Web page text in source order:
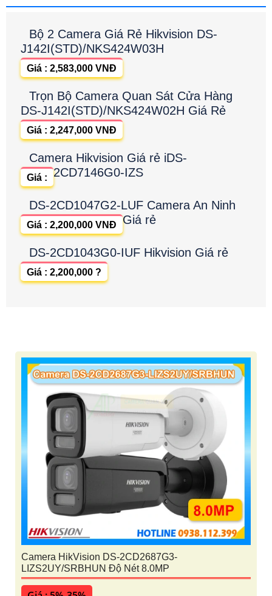
Bộ 2 Camera Giá Rẻ Hikvision DS-
J142I(STD)/NKS424W03H
Giá : 2,583,000 VNĐ
Trọn Bộ Camera Quan Sát Cửa Hàng
DS-J142I(STD)/NKS424W02H Giá Rẻ
Giá : 2,247,000 VNĐ
Camera Hikvision Giá rẻ iDS-
2CD7146G0-IZS
Giá :
DS-2CD1047G2-LUF Camera An Ninh
Giá rẻ
Giá : 2,200,000 VNĐ
DS-2CD1043G0-IUF Hikvision Giá rẻ
Giá : 2,200,000 ?
Camera HikVision DS-2CD2687G3-
LIZS2UY/SRBHUN Độ Nét 8.0MP